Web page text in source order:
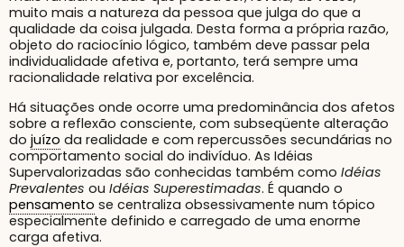
muito mais a natureza da pessoa que julga do que a
qualidade da coisa julgada. Desta forma a própria razão,
objeto do raciocínio lógico, também deve passar pela
individualidade afetiva e, portanto, terá sempre uma
racionalidade relativa por excelência.
Há situações onde ocorre uma predominância dos afetos
sobre a reflexão consciente, com subseqüente alteração
do juízo da realidade e com repercussões secundárias no
comportamento social do indivíduo. As Idéias
Supervalorizadas são conhecidas também como Idéias
Prevalentes ou Idéias Superestimadas. É quando o
pensamento se centraliza obsessivamente num tópico
especialmente definido e carregado de uma enorme
carga afetiva.